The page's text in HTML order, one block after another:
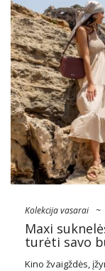
Kolekcija vasarai ~
Maxi
turėti savo
Kino žvaigždės,